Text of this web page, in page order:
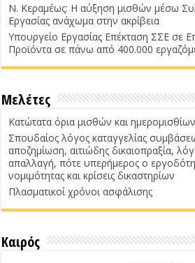
Ν. Κεραμέως: Η αύξηση μισθών μέσω
Εργασίας ανάχωμα στην ακρίβεια
Υπουργείο Εργασίας Επέκταση ΣΣΕ σε
Προϊόντα σε πάνω από 400.000
Μελέτες
Κατώτατα όρια μισθών και
Σπουδαίος λόγος καταγγελίας
αποζημίωση, αιτιώδης δικαιοπραξία,
απαλλαγή, πότε υπερήμερος ο
νομιμότητας και κρίσεις δικαστηρίων
Πλασματικοί χρόνοι ασφάλισης
Καιρός